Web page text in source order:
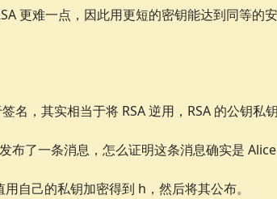
ax更难一点，因此用更短的密钥能达到同等的安
名，其实相当于将 RSA 逆用，RSA 的公钥私
布了一条消息，怎么证明这条消息确实是
自己的私钥加密得到 h，然后将其公布。